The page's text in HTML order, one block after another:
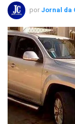
por Jornal da